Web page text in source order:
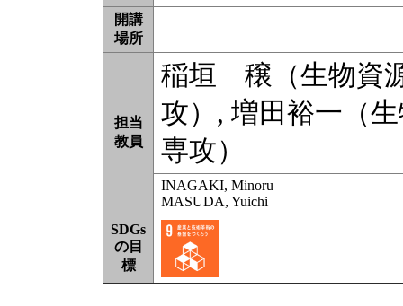
開講
場所
担当
教員
稲垣 穣（生物資
攻）, 増田裕一（
専攻）
INAGAKI, Minoru
MASUDA, Yuichi
SDGs
の目
標